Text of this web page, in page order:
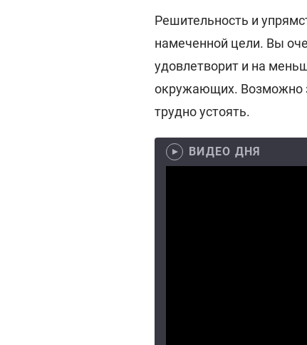
Решительность и
намеченной цели. Вы
удовлетворит и на
окружающих. Возможно
трудно устоять.
ВИДЕО ДНЯ